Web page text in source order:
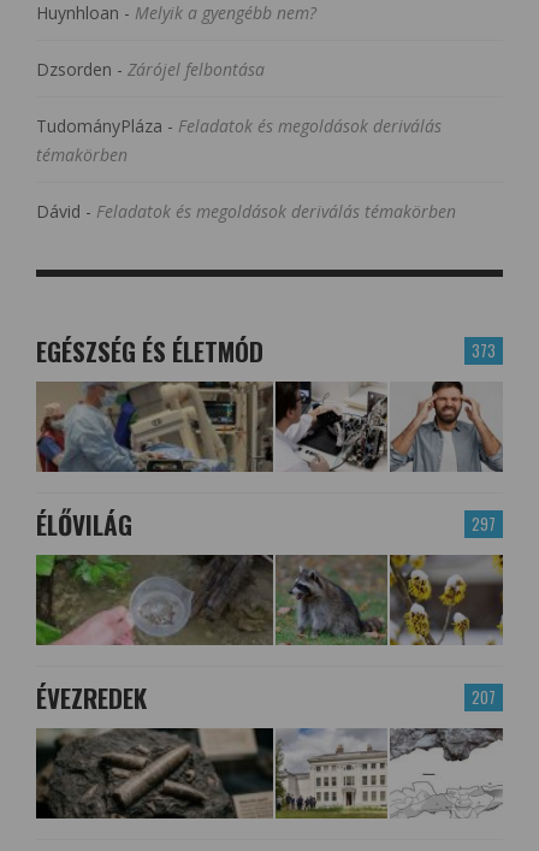
Huynhloan - Melyik a gyengébb nem?
Dzsorden - Zárójel felbontása
TudományPláza - Feladatok és megoldások deriválás
témakörben
Dávid - Feladatok és megoldások deriválás témakörben
373
EGÉSZSÉG ÉS ÉLETMÓD
297
ÉLŐVILÁG
207
ÉVEZREDEK